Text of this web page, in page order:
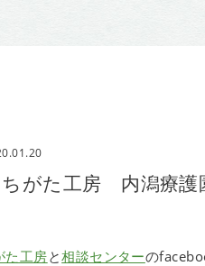
ちがた工房 内潟療
た工房と相談センターの